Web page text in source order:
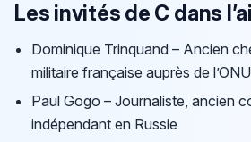
Les invités de C dans
Dominique Trinquand – Ancien
militaire française auprès de l’ONU
Paul Gogo – Journaliste, ancien
indépendant en Russie